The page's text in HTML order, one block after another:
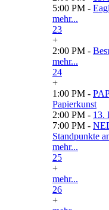
5:00 PM -
mehr...
23
+
2:00 PM -
mehr...
24
+
1:00 PM -
Papierkunst
2:00 PM - 13.
7:00 PM -
Standpunkte
mehr...
25
+
mehr...
26
+